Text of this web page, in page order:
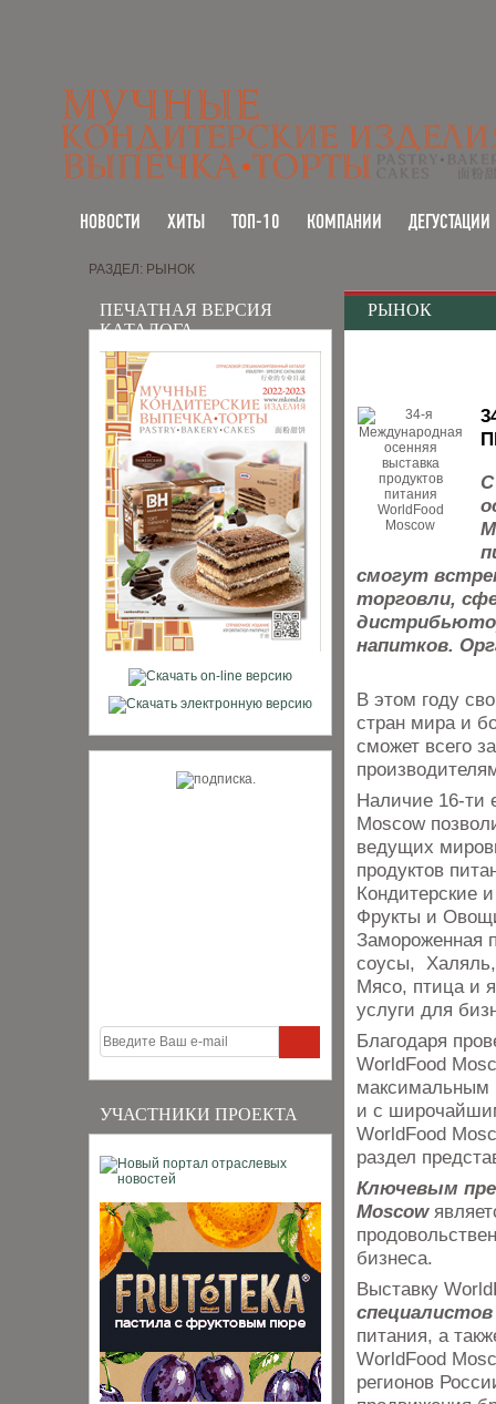
НОВОСТИ ХИТЫ ТОП-10 КОМПАНИИ ДЕГУСТАЦИИ
ПЕЧАТНАЯ ВЕРСИЯ
КАТАЛОГА
УЧАСТНИКИ ПРОЕКТА
РАЗДЕЛ: РЫНОК
РЫНОК
смогут
торговли,
напитков.
В этом году
стран мира и
сможет всего
Наличие 16-ти
Moscow
ведущих
продуктов
Кондитерские
Фрукты и
Замороженная
соусы,
Мясо, птица и
услуги для
Благодаря
WorldFood
максимальным
и с
WorldFood
раздел
Ключевым
Moscow
бизнеса.
Выставку
специалистов
питания, а
WorldFood
регионов